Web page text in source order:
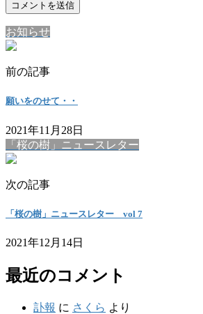
お知らせ
前の記事
願いをのせて・・
2021年11月28日
「桜の樹」ニュースレター
次の記事
「桜の樹」ニュースレター vol 7
2021年12月14日
最近のコメント
訃報 に さくら より